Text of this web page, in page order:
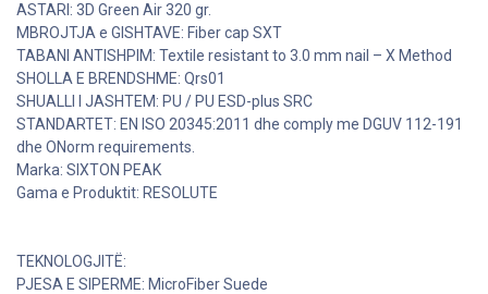
ASTARI: 3D Green Air 320 gr.
MBROJTJA e GISHTAVE: Fiber cap SXT
TABANI ANTISHPIM: Textile resistant to 3.0 mm nail – X Method
SHOLLA E BRENDSHME: Qrs01
SHUALLI I JASHTEM: PU / PU ESD-plus SRC
STANDARTET: EN ISO 20345:2011 dhe comply me DGUV 112-191
dhe ONorm requirements.
Marka: SIXTON PEAK
Gama e Produktit: RESOLUTE
TEKNOLOGJITË:
PJESA E SIPERME: MicroFiber Suede